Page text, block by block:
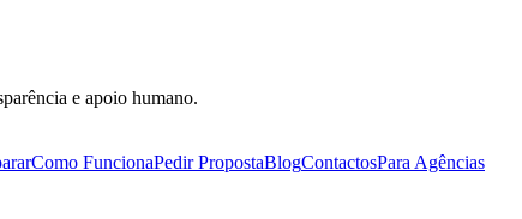
e apoio humano.
Como FuncionaPedir PropostaBlogContactosPara Agências